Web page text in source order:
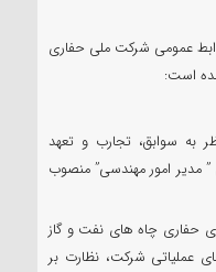
عمومی شرکت ملی حفاری
است:
به سوابق، تجارب و تعهد
” مدیر امور مهندسی” منصوب
حفاری چاه های نفت و گاز
شرکت، نظارت بر